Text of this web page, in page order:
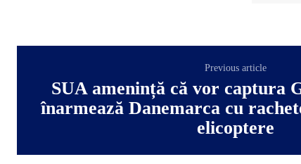
Previous article
SUA amenință că vor captura
înarmează Danemarca cu
elicoptere